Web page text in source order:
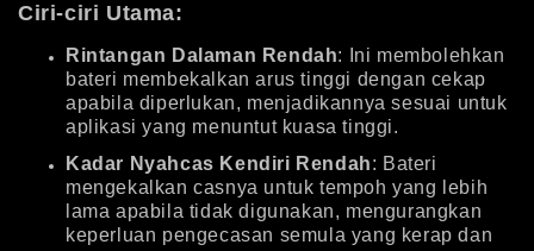
Ciri-ciri Utama:
Rintangan Dalaman Rendah: Ini membolehkan
bateri membekalkan arus tinggi dengan cekap
apabila diperlukan, menjadikannya sesuai untuk
aplikasi yang menuntut kuasa tinggi.
Kadar Nyahcas Kendiri Rendah: Bateri
mengekalkan casnya untuk tempoh yang lebih
lama apabila tidak digunakan, mengurangkan
keperluan pengecasan semula yang kerap dan